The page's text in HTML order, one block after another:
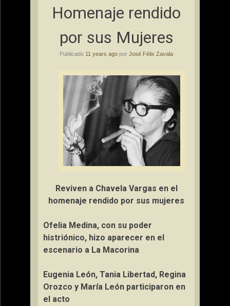
Homenaje rendido
por sus Mujeres
Publicado 11 years ago por José Félix Zavala
Reviven a Chavela Vargas en el
homenaje rendido por sus mujeres
Ofelia Medina, con su poder
histriónico, hizo aparecer en el
escenario a La Macorina
Eugenia León, Tania Libertad, Regina
Orozco y María León participaron en
el acto